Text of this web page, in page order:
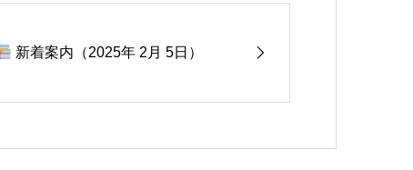
新着案内（2025年 2月 5日）